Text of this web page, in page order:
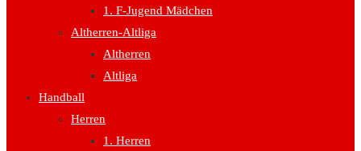
1. F-Jugend Mädchen
Altherren-Altliga
Altherren
Altliga
Handball
Herren
1. Herren